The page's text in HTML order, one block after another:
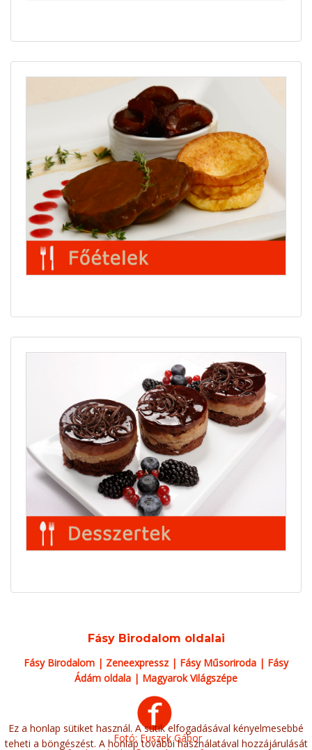
Fásy Birodalom oldalai
Fásy Birodalom | Zeneexpressz| Fásy Műsoriroda | Fásy
Ádám oldala | Magyarok Világszépe
Fotó: Fuszek Gábor
Ez a honlap sütiket használ. A sütik elfogadásával kényelmesebbé
teheti a böngészést. A honlap további használatával hozzájárulását